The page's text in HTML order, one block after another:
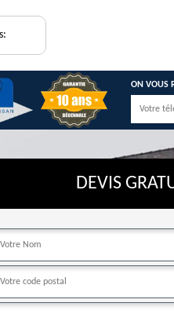
ON VOUS
DEVIS